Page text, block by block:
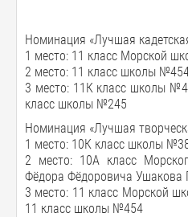
Номинация «Лучшая
1 место: 11 класс Морской
2 место: 11 класс школы
3 место: 11К класс школы
класс школы №245
Номинация «Лучшая
1 место: 10К класс школы
2 место: 10А класс
Фёдора Фёдоровича Ушакова
3 место: 11 класс Морской
11 класс школы №454